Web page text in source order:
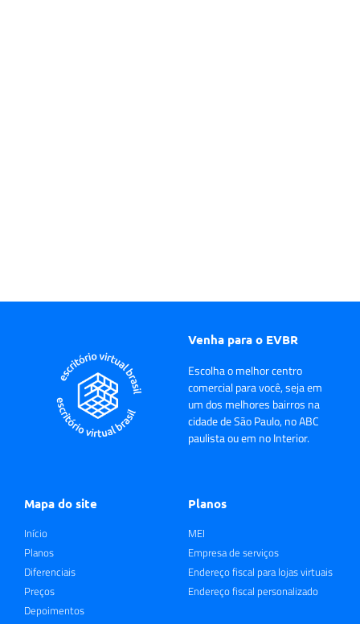
Venha para o EVBR
Escolha o melhor centro
comercial para você, seja em
um dos melhores bairros na
cidade de São Paulo, no ABC
paulista ou em no Interior.
Mapa do site
Início
Planos
Diferenciais
Preços
Depoimentos
Planos
MEI
Empresa de serviços
Endereço fiscal para lojas virtuais
Endereço fiscal personalizado